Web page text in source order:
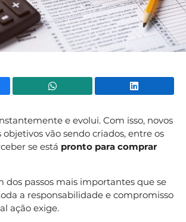
Facebook WhatsApp
e evolui. Com isso, novos
objetivos vão sendo criados, entre os
se está pronto para comprar
dos passos mais importantes que se
a responsabilidade e compromisso
ação exige.